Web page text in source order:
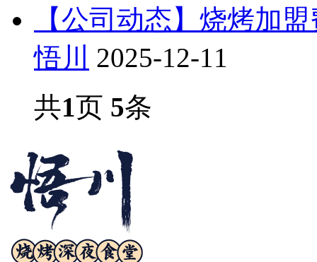
【公司动态】烧烤加
悟川
2025-12-11
共1页 5条